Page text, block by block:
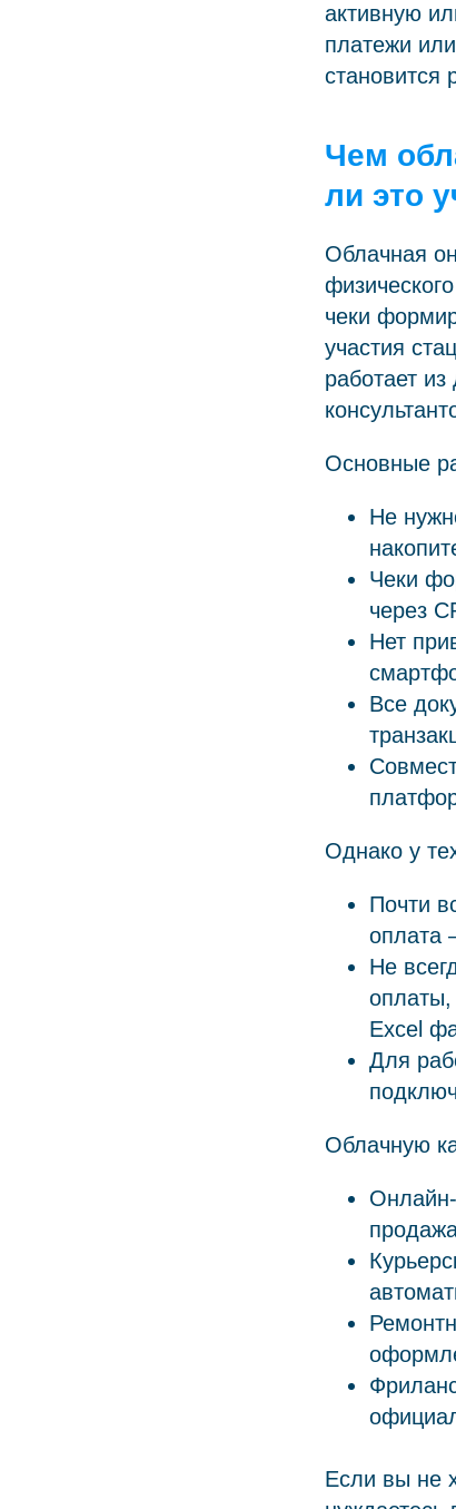
активную
платежи
становится
Чем
ли это
Облачная
чеки
участия
работает
Основные
Не
Чеки
через
Нет
Все
Однако у
Почти
оплата
Не
оплаты,
Excel
Для
Облачную
Если вы не